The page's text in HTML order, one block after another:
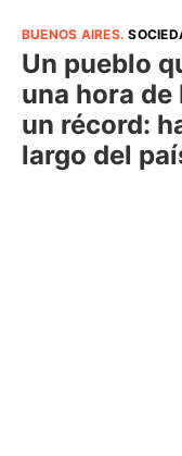
BUENOS AIRES.
Un pueblo
una hora de
un récord:
largo del